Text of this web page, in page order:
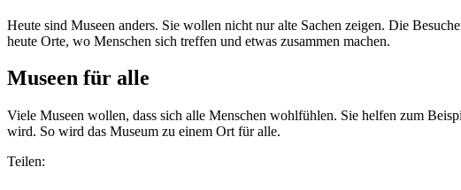
Heute sind Museen anders. Sie wollen nicht nur alte Sachen zeigen. Die
heute Orte, wo Menschen sich treffen und etwas zusammen machen.
Museen für alle
Viele Museen wollen, dass sich alle Menschen wohlfühlen. Sie helfen zum
wird. So wird das Museum zu einem Ort für alle.
Teilen: